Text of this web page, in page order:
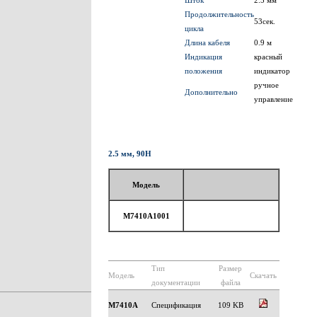
Продолжительность
цикла
53сек.
Длина кабеля
0.9 м
Индикация
положения
красный
индикатор
Дополнительно
ручное
управление
2.5 мм, 90Н
Модель
M7410A1001
Модель
Тип
документации
Размер
файла
Скачать
M7410A Спецификация 109 KB